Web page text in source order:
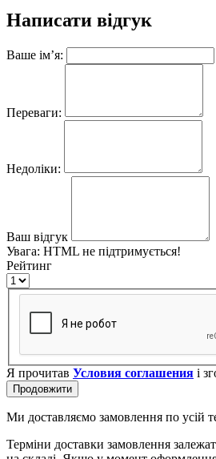
Написати відгук
Ваше ім’я:
Переваги:
Недоліки:
Ваш відгук
Увага: HTML не підтримується!
Рейтинг
Я прочитав Условия соглашения і
Продовжити
Ми доставляємо замовлення по усій
Терміни доставки замовлення